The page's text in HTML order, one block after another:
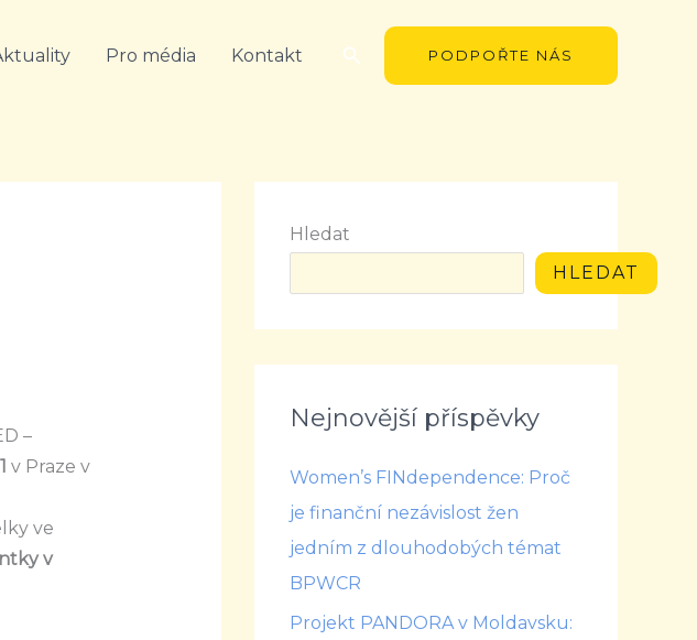
Pro média Kontakt Hledat PODPOŘTE NÁS
–
v Praze v
ve
v
Hledat
HLEDAT
Nejnovější příspěvky
Women’s FINdependence: Proč
je finanční nezávislost žen
jedním z dlouhodobých témat
BPWCR
Projekt PANDORA v Moldavsku: